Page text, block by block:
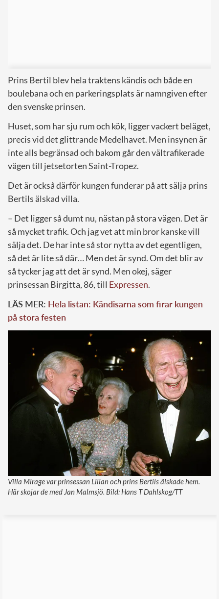
Prins Bertil blev hela traktens kändis och både en
boulebana och en parkeringsplats är namngiven efter
den svenske prinsen.
Huset, som har sju rum och kök, ligger vackert beläget,
precis vid det glittrande Medelhavet. Men insynen är
inte alls begränsad och bakom går den vältrafikerade
vägen till jetsetorten Saint-Tropez.
Det är också därför kungen funderar på att sälja prins
Bertils älskad villa.
– Det ligger så dumt nu, nästan på stora vägen. Det är
så mycket trafik. Och jag vet att min bror kanske vill
sälja det. De har inte så stor nytta av det egentligen,
så det är lite så där… Men det är synd. Om det blir av
så tycker jag att det är synd. Men okej, säger
prinsessan Birgitta, 86, till Expressen.
LÄS MER: Hela listan: Kändisarna som firar kungen
på stora festen
Villa Mirage var prinsessan Lilian och prins Bertils älskade hem.
Här skojar de med Jan Malmsjö. Bild: Hans T Dahlskog/TT